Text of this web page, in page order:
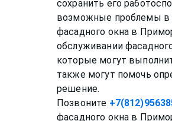
сохранить его
возможные проблемы в
фасадного окна в
обслуживании
которые могут
также могут помочь
решение.
Позвоните